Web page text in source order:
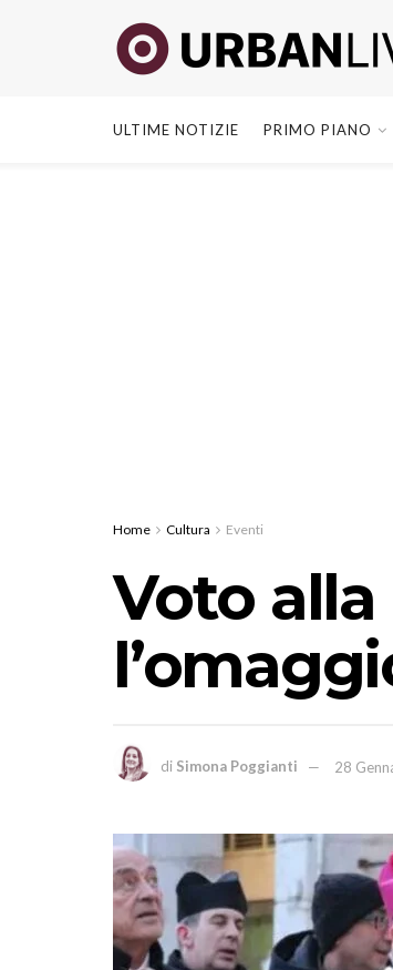
ULTIME NOTIZIE PRIMO PIANO
Home Cultura Eventi
Voto
di Simona Poggianti 28